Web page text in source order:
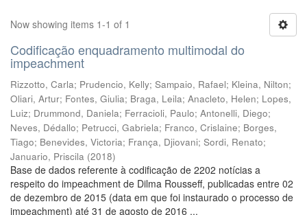
Now showing items 1-1 of 1
Codificação enquadramento multimodal do
impeachment
Rizzotto, Carla; Prudencio, Kelly; Sampaio, Rafael; Kleina, Nilton;
Oliari, Artur; Fontes, Giulia; Braga, Leila; Anacleto, Helen; Lopes,
Luiz; Drummond, Daniela; Ferracioli, Paulo; Antonelli, Diego;
Neves, Dédallo; Petrucci, Gabriela; Franco, Crislaine; Borges,
Tiago; Benevides, Victoria; França, Djiovani; Sordi, Renato;
Januario, Priscila (2018)
Base de dados referente à codificação de 2202 notícias a
respeito do impeachment de Dilma Rousseff, publicadas entre 02
de dezembro de 2015 (data em que foi instaurado o processo de
impeachment) até 31 de agosto de 2016 ...